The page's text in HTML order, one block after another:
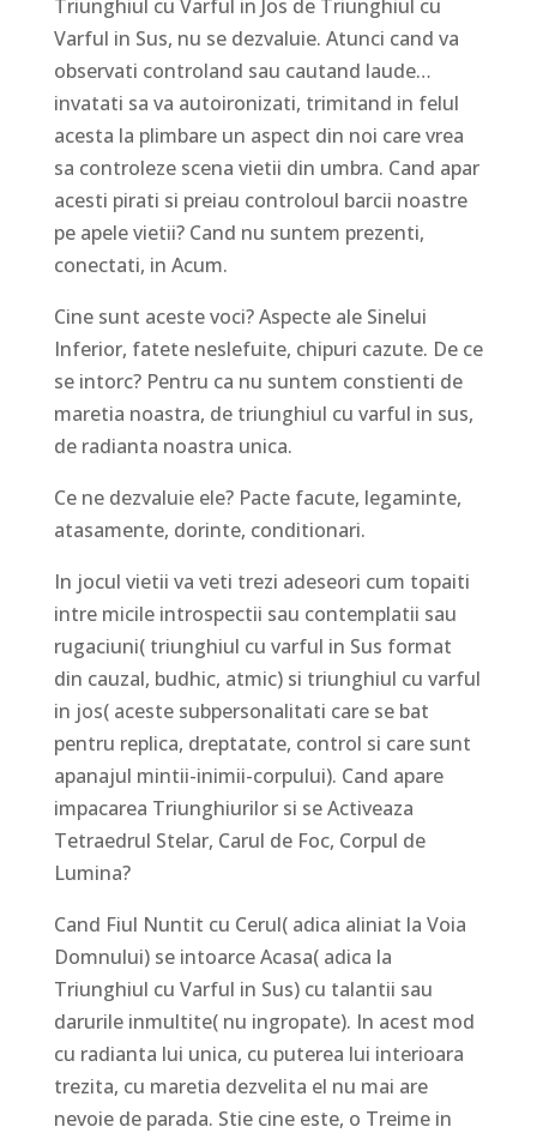
Triunghiul cu Varful in Jos de Triunghiul cu
Varful in Sus, nu se dezvaluie. Atunci cand va
observati controland sau cautand laude…
invatati sa va autoironizati, trimitand in felul
acesta la plimbare un aspect din noi care vrea
sa controleze scena vietii din umbra. Cand apar
acesti pirati si preiau controloul barcii noastre
pe apele vietii? Cand nu suntem prezenti,
conectati, in Acum.
Cine sunt aceste voci? Aspecte ale Sinelui
Inferior, fatete neslefuite, chipuri cazute. De ce
se intorc? Pentru ca nu suntem constienti de
maretia noastra, de triunghiul cu varful in sus,
de radianta noastra unica.
Ce ne dezvaluie ele? Pacte facute, legaminte,
atasamente, dorinte, conditionari.
In jocul vietii va veti trezi adeseori cum topaiti
intre micile introspectii sau contemplatii sau
rugaciuni( triunghiul cu varful in Sus format
din cauzal, budhic, atmic) si triunghiul cu varful
in jos( aceste subpersonalitati care se bat
pentru replica, dreptatate, control si care sunt
apanajul mintii-inimii-corpului). Cand apare
impacarea Triunghiurilor si se Activeaza
Tetraedrul Stelar, Carul de Foc, Corpul de
Lumina?
Cand Fiul Nuntit cu Cerul( adica aliniat la Voia
Domnului) se intoarce Acasa( adica la
Triunghiul cu Varful in Sus) cu talantii sau
darurile inmultite( nu ingropate). In acest mod
cu radianta lui unica, cu puterea lui interioara
trezita, cu maretia dezvelita el nu mai are
nevoie de parada. Stie cine este, o Treime in